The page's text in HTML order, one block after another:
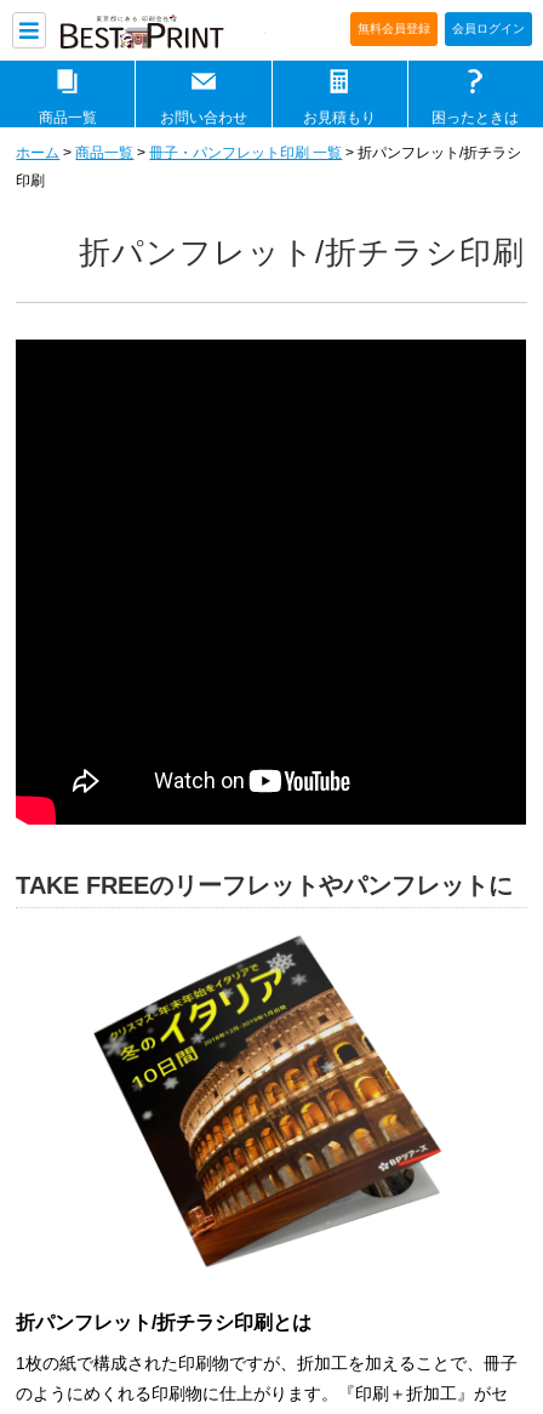
印刷通販ベストプリントベストプリ
無料会員登録 会員ログイン
商品一覧 お問い合わせ お見積もり 困ったときは
ホーム >商品一覧 >冊子・パンフレット印刷 一覧 > 折パンフレット/折チラシ
印刷
折パンフレット/折チラシ印刷
TAKE FREEのリーフレットやパンフレットに
折パンフレット/折チラシ印刷とは
1枚の紙で構成された印刷物ですが、折加工を加えることで、冊子
のようにめくれる印刷物に仕上がります。『印刷＋折加工』がセ